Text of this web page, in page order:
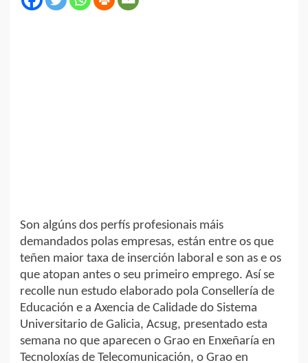
Son algúns dos perfís profesionais máis
demandados polas empresas, están entre os que
teñen maior taxa de inserción laboral e son as e os
que atopan antes o seu primeiro emprego. Así se
recolle nun estudo elaborado pola Consellería de
Educación e a Axencia de Calidade do Sistema
Universitario de Galicia, Acsug, presentado esta
semana no que aparecen o Grao en Enxeñaría en
Tecnoloxías de Telecomunicación, o Grao en